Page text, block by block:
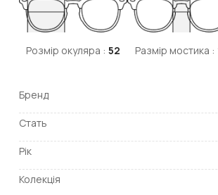
Розмір окуляра : 52 Размір мостика :
Бренд
Стать
Рік
Колекція